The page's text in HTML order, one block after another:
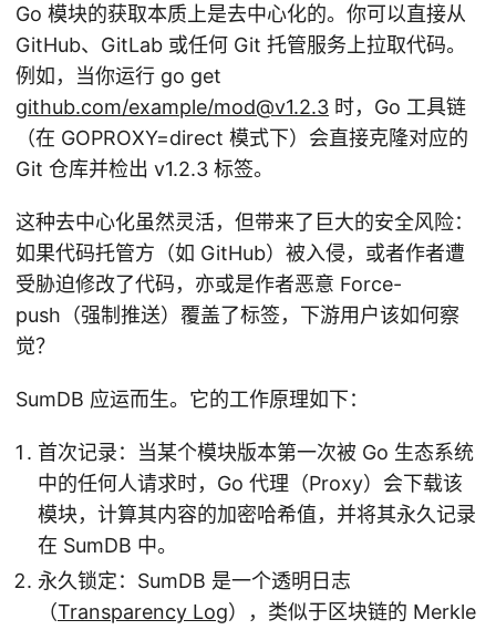
Go 模块的获取本质上是去中心化的。你可以直接从
GitHub、GitLab 或任何 Git 托管服务上拉取代码。
例如，当你运行 go get
github.com/example/mod@v1.2.3 时，Go 工具链
（在 GOPROXY=direct 模式下）会直接克隆对应的
Git 仓库并检出 v1.2.3 标签。
这种去中心化虽然灵活，但带来了巨大的安全风险：
如果代码托管方（如 GitHub）被入侵，或者作者遭
受胁迫修改了代码，亦或是作者恶意 Force-
push（强制推送）覆盖了标签，下游用户该如何察
觉？
SumDB 应运而生。它的工作原理如下：
首次记录：当某个模块版本第一次被 Go 生态系统
中的任何人请求时，Go 代理（Proxy）会下载该
模块，计算其内容的加密哈希值，并将其永久记录
在 SumDB 中。
永久锁定：SumDB 是一个透明日志
（Transparency Log），类似于区块链的 Merkle